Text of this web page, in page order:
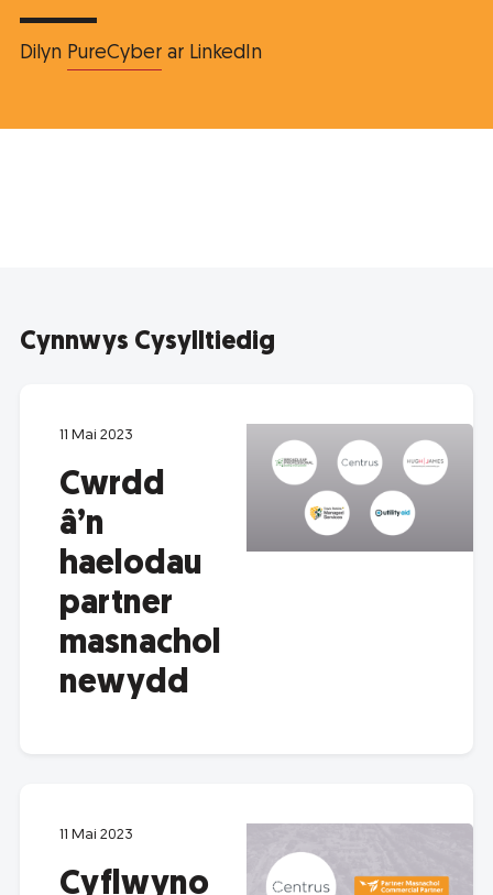
Dilyn PureCyber ar LinkedIn
Cynnwys Cysylltiedig
11 Mai 2023
Cwrdd
â’n
haelodau
partner
masnachol
newydd
11 Mai 2023
Cyflwyno